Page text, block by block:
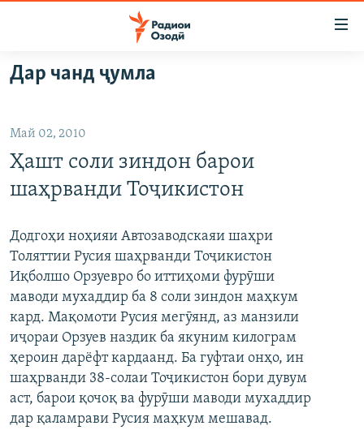
Ҷаҳиш
ба
аслӣ
ба
феҳристи
Ҷаҳиш
ба
ҷустор
ГӮШАҲО
ҚАЗИЯИ "КРОКУС"
ОСИЁИ МАРКАЗӢ
ФАРҲАНГ
МЕҲМОНИ ОЗОДӢ
ВАРЗИШ
САЛОМ, ХОҲАР
ТАҲҚИҚОТ
ҶАНГ ДАР УКРАИНА
НАЗАРИ МАРДУМ
БЛОГИСТОН
ОЗОДӢ ОНЛАЙН
ЧАНДРАСОНАӢ
ВИДЕО
НИГОРИСТОН
ГУЗОРИШҲОИ РАДИОӢ
РӮЙХАТҲО
КИТОБҲОИ ОЗОДӢ
Русский
Дар чанд ҷумла
Май 02, 2010
Ҳашт соли зиндон барои
шаҳрванди Тоҷикистон
Додгоҳи ноҳияи Автозаводскаяи шаҳри
Толяттии Русия шаҳрванди Тоҷикистон
Иқболшо Орзуевро бо иттиҳоми фурӯши
маводи мухаддир ба 8 соли зиндон маҳкум
кард. Мақомоти Русия мегӯянд, аз манзили
иҷораи Орзуев наздик ба якуним килограм
ҳероин дарёфт кардаанд. Ба гуфтаи онҳо, ин
шаҳрванди 38-солаи Тоҷикистон бори дувум
аст, барои қочоқ ва фурӯши маводи мухаддир
дар қаламрави Русия маҳкум мешавад.